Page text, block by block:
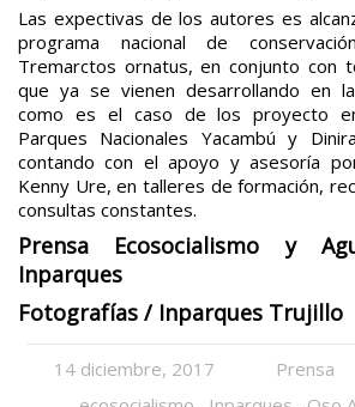
Las expectivas de los autores es
programa nacional de
Tremarctos ornatus, en conjunto con
que ya se vienen desarrollando en
como es el caso de los proyecto
Parques Nacionales Yacambú y
contando con el apoyo y asesoría
Kenny Ure, en talleres de formación,
consultas constantes.
Prensa Ecosocialismo y
Inparques
Fotografías / Inparques Trujillo
14 diciembre, 2017 Prensa